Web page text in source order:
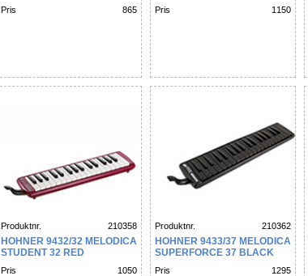
Pris 865 Pris 1150
Produktnr. 210358
HOHNER 9432/32 MELODICA
STUDENT 32 RED
Pris 1050
Produktnr. 210362
HOHNER 9433/37 MELODICA
SUPERFORCE 37 BLACK
Pris 1295